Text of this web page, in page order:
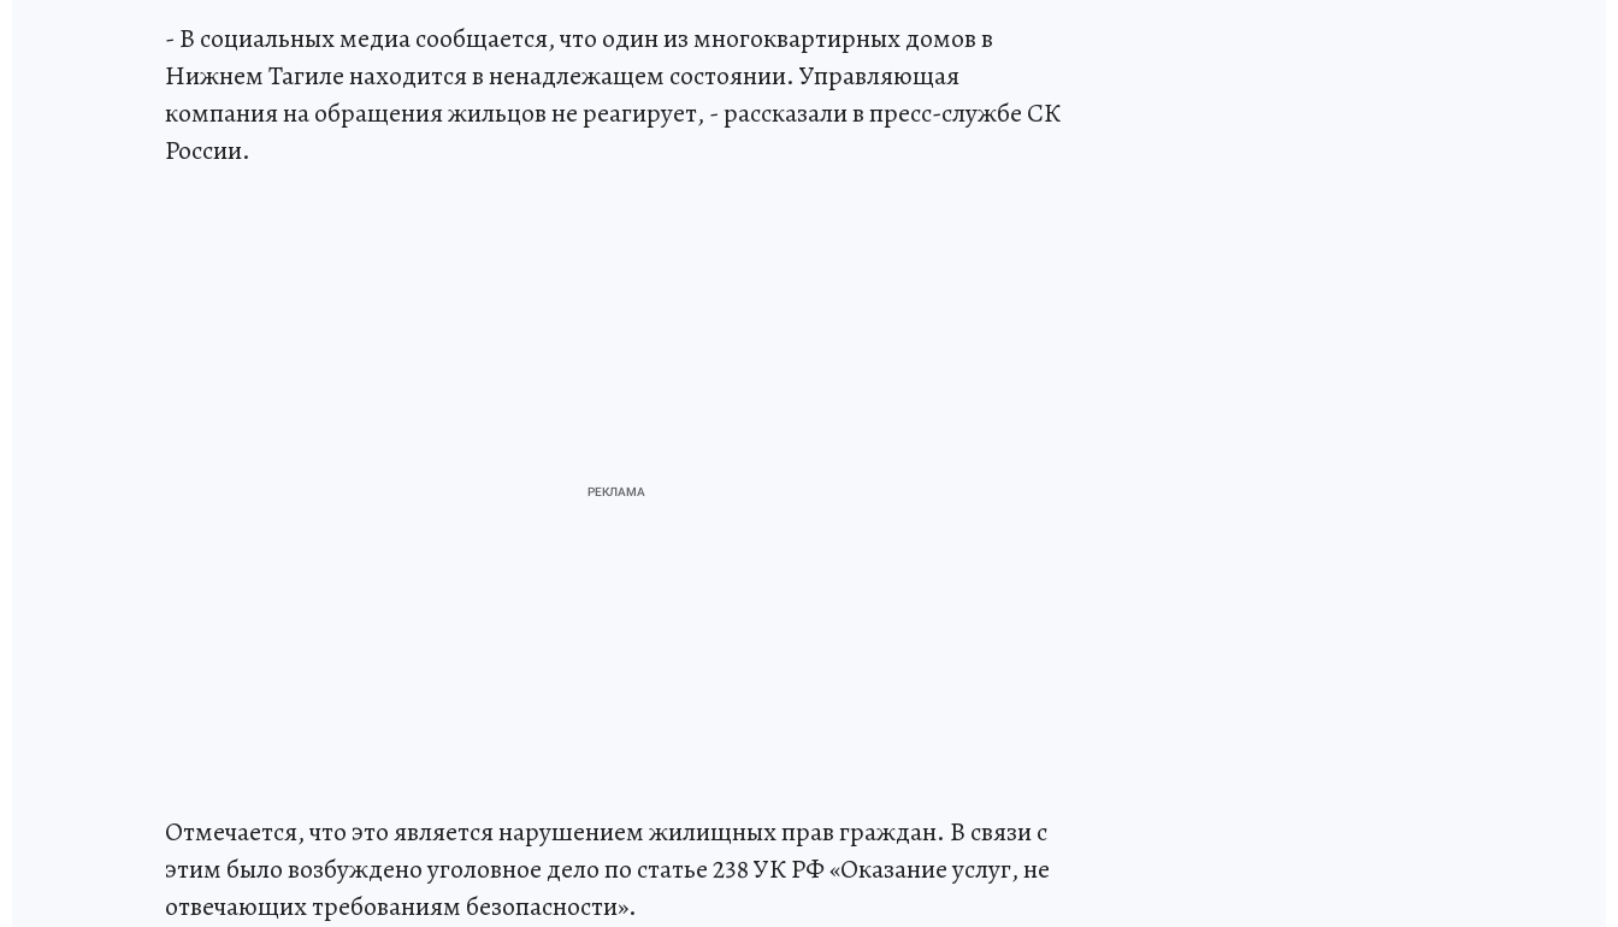
- В социальных медиа сообщается, что один из многоквартирных домов в
Нижнем Тагиле находится в ненадлежащем состоянии. Управляющая
компания на обращения жильцов не реагирует, - рассказали в пресс-службе СК
России.
Отмечается, что это является нарушением жилищных прав граждан. В связи с
этим было возбуждено уголовное дело по статье 238 УК РФ «Оказание услуг, не
отвечающих требованиям безопасности».